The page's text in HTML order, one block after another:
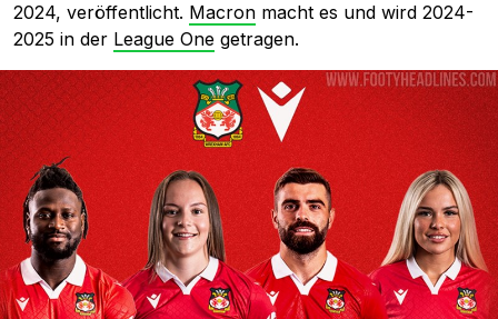
2024, veröffentlicht. Macron macht es und wird 2024-
2025 in der League One getragen.